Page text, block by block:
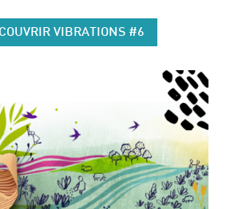
VIBRATIONS #6